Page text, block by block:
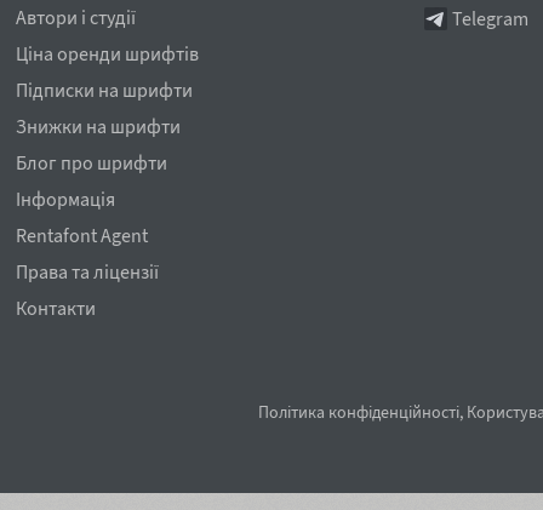
Автори і студії
Ціна оренди шрифтів
Підписки на шрифти
Знижки на шрифти
Блог про шрифти
Інформація
Rentafont Agent
Права та ліцензії
Контакти
Telegram
Політика конфіденційності,